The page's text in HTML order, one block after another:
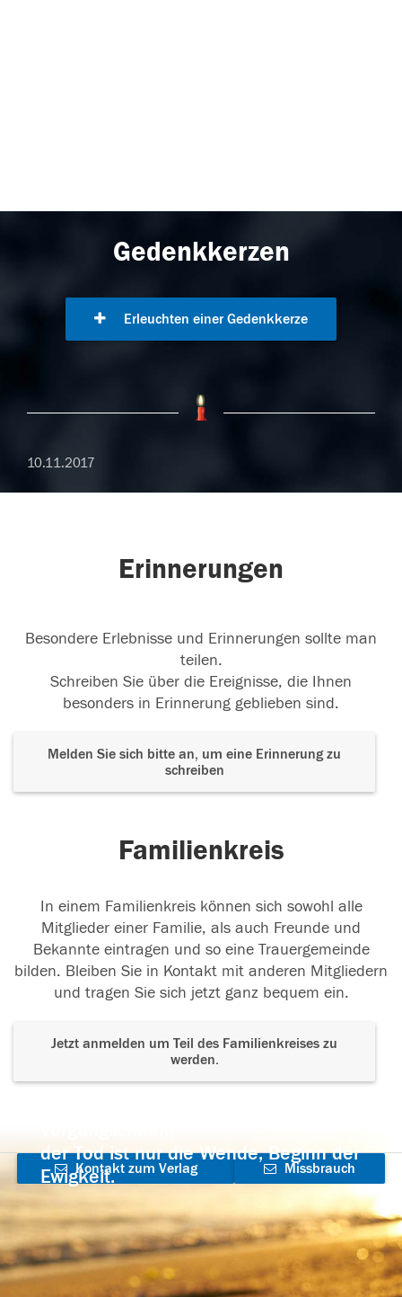
Gedenkkerzen
Erleuchten einer Gedenkkerze
10.11.2017
Erinnerungen
Besondere Erlebnisse und Erinnerungen sollte man
teilen.
Schreiben Sie über die Ereignisse, die Ihnen
besonders in Erinnerung geblieben sind.
Melden Sie sich bitte an, um eine Erinnerung zu
schreiben
Familienkreis
In einem Familienkreis können sich sowohl alle
Mitglieder einer Familie, als auch Freunde und
Bekannte eintragen und so eine Trauergemeinde
bilden. Bleiben Sie in Kontakt mit anderen Mitgliedern
und tragen Sie sich jetzt ganz bequem ein.
Jetzt anmelden um Teil des Familienkreises zu
werden.
der Tod ist nur die Wende, Beginn der
Ewigkeit.
Kontakt zum Verlag
aufnehmen
Missbrauch